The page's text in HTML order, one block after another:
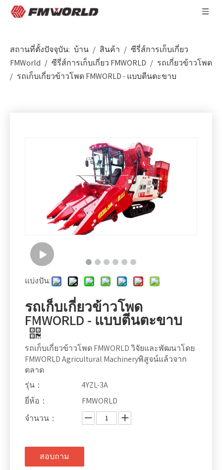
สถานที่ตั้งปัจจุบัน: บ้าน / สินค้า / ซีรี่ส์การเก็บเกี่ยว
FMWorld / ซีรี่ส์การเก็บเกี่ยว FMWORLD / รถเกี่ยวข้าวโพด
/ รถเก็บเกี่ยวข้าวโพด FMWORLD - แบบตีนตะขาบ
แบ่งปัน:
รถเก็บเกี่ยวข้าวโพด
FMWORLD - แบบตีนตะขาบ
รถเก็บเกี่ยวข้าวโพด FMWORLD วิจัยและพัฒนาโดย
FMWORLD Agricultural Machineryพิสูจน์แล้วจาก
ตลาด
รุ่น：
4YZL-3A
ยี่ห้อ：
FMWORLD
จำนวน：
สอบถาม